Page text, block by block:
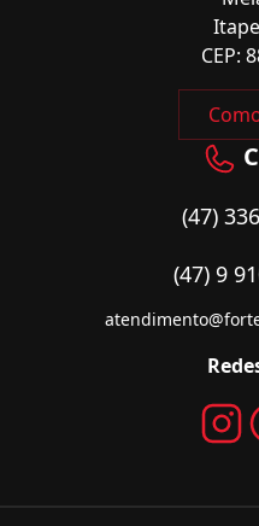
CEP:
(47)
(47) 9